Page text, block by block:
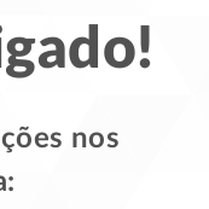
nos